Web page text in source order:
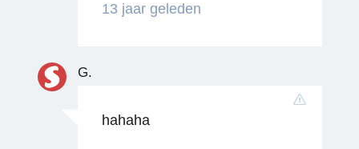
13 jaar geleden
G.
hahaha